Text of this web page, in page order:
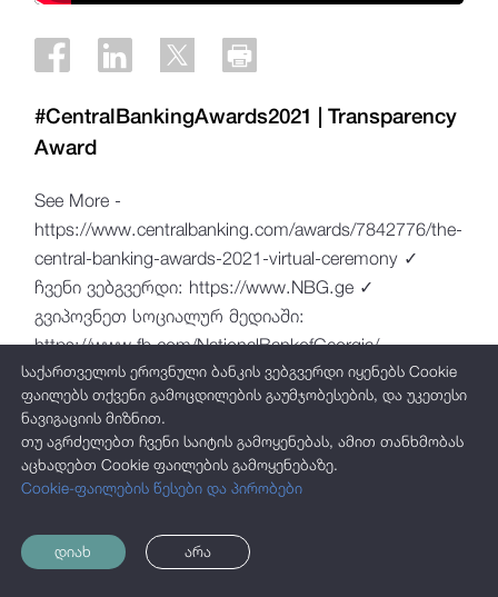
#CentralBankingAwards2021 | Transparency
Award
See More -
https://www.centralbanking.com/awards/7842776/the-
central-banking-awards-2021-virtual-ceremony ✓
ჩვენი ვებგვერდი: https://www.NBG.ge ✓
გვიპოვნეთ სოციალურ მედიაში:
https://www.fb.com/NationalBankofGeorgia/
https://www.instagram.com/nationalbankofgeorgia/
https://www.linkedin.com/company/nationalbankofgeorgia/
✓ ცხელი ხაზი: (+995 32) 2 406 406 ✓ ელ. ფოსტა:
info@nbg.ge
საქართველოს ეროვნული ბანკის ვებგვერდი იყენებს Cookie
ფაილებს თქვენი გამოცდილების გაუმჯობესების, და უკეთესი
ნავიგაციის მიზნით.
თუ აგრძელებთ ჩვენი საიტის გამოყენებას, ამით თანხმობას
აცხადებთ Cookie ფაილების გამოყენებაზე.
Cookie-ფაილების წესები და პირობები
დიახ არა